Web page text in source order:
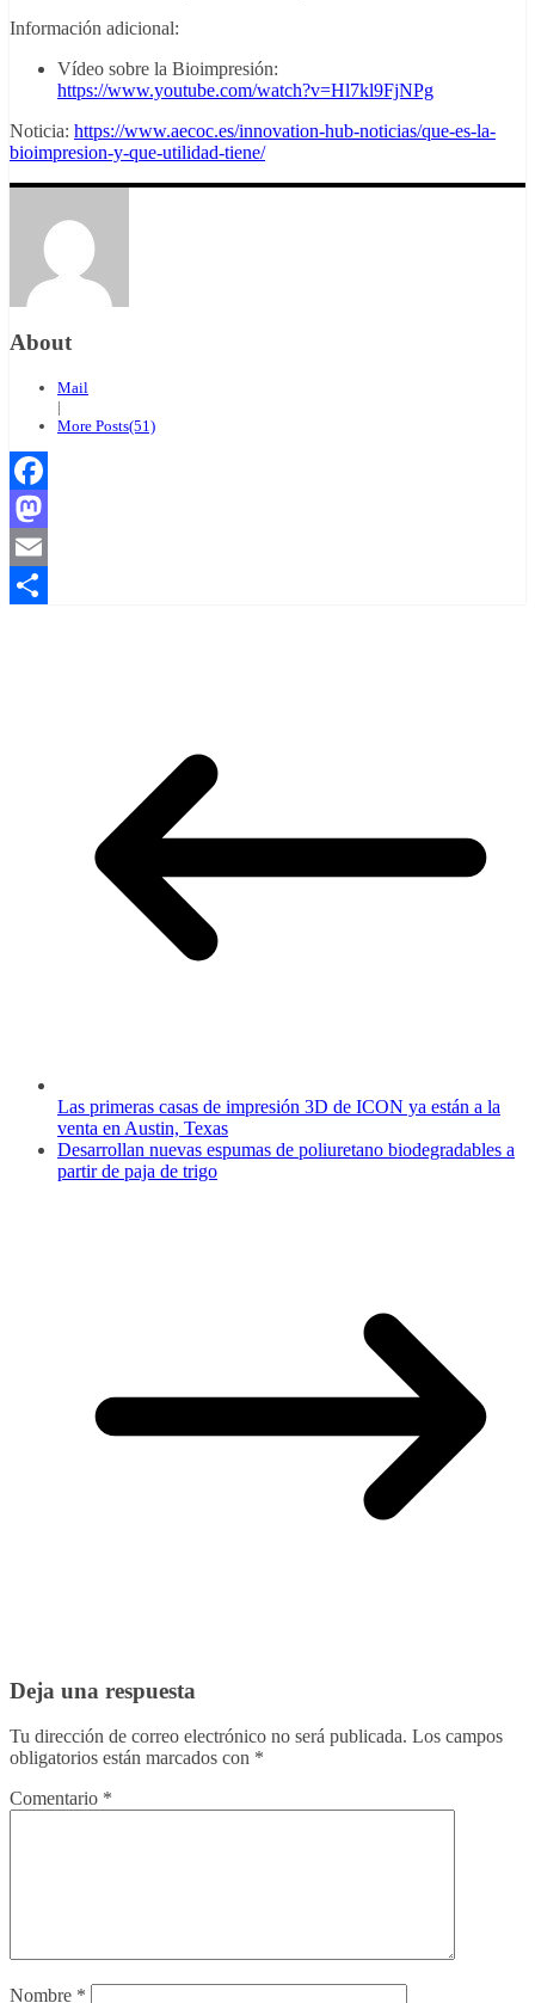
Información adicional:
Vídeo sobre la Bioimpresión:
https://www.youtube.com/watch?v=Hl7kl9FjNPg
Noticia: https://www.aecoc.es/innovation-hub-noticias/que-es-la-
bioimpresion-y-que-utilidad-tiene/
About
Mail
|
More Posts(51)
Facebook
Mastodon
Email
Las primeras casas de impresión 3D de ICON ya están a la
venta en Austin, Texas
Desarrollan nuevas espumas de poliuretano biodegradables a
partir de paja de trigo
Deja una respuesta
Tu dirección de correo electrónico no será publicada. Los campos
obligatorios están marcados con *
Comentario *
Nombre *